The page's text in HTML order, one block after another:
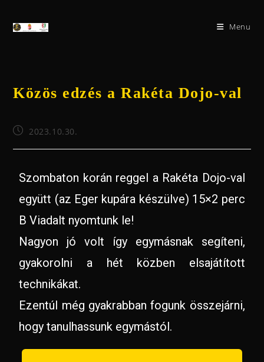
Menu
Közös edzés a Rakéta Dojo-val
2023.10.30.
Szombaton korán reggel a Rakéta Dojo-val
együtt (az Eger kupára készülve) 15×2 perc
B Viadalt nyomtunk le!
Nagyon jó volt így egymásnak segíteni,
gyakorolni a hét közben elsajátított
technikákat.
Ezentúl még gyakrabban fogunk összejárni,
hogy tanulhassunk egymástól.